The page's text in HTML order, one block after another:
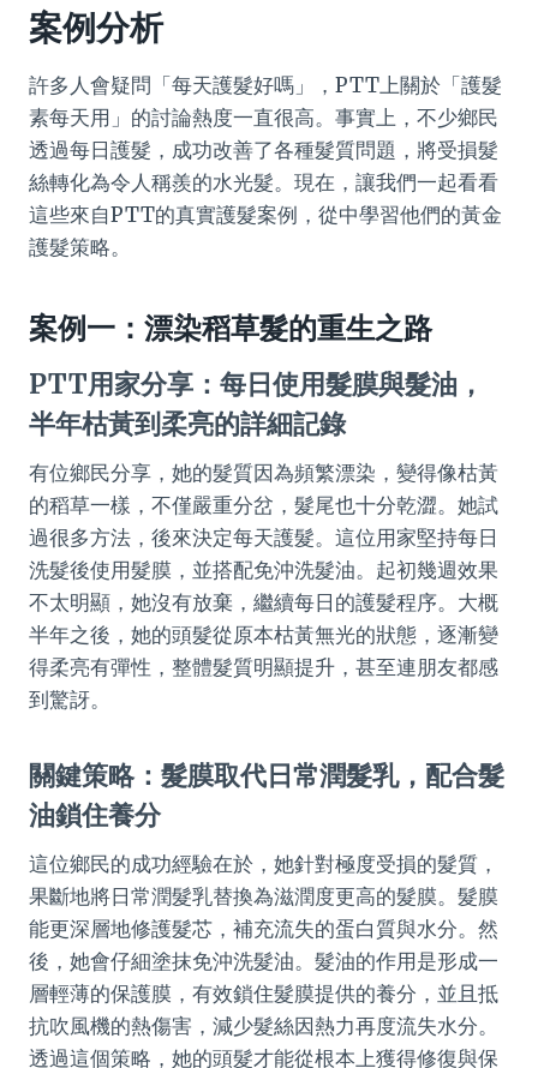
案例分析
許多人會疑問「每天護髮好嗎」，PTT上關於「護髮
素每天用」的討論熱度一直很高。事實上，不少鄉民
透過每日護髮，成功改善了各種髮質問題，將受損髮
絲轉化為令人稱羨的水光髮。現在，讓我們一起看看
這些來自PTT的真實護髮案例，從中學習他們的黃金
護髮策略。
案例一：漂染稻草髮的重生之路
PTT用家分享：每日使用髮膜與髮油，
半年枯黃到柔亮的詳細記錄
有位鄉民分享，她的髮質因為頻繁漂染，變得像枯黃
的稻草一樣，不僅嚴重分岔，髮尾也十分乾澀。她試
過很多方法，後來決定每天護髮。這位用家堅持每日
洗髮後使用髮膜，並搭配免沖洗髮油。起初幾週效果
不太明顯，她沒有放棄，繼續每日的護髮程序。大概
半年之後，她的頭髮從原本枯黃無光的狀態，逐漸變
得柔亮有彈性，整體髮質明顯提升，甚至連朋友都感
到驚訝。
關鍵策略：髮膜取代日常潤髮乳，配合髮
油鎖住養分
這位鄉民的成功經驗在於，她針對極度受損的髮質，
果斷地將日常潤髮乳替換為滋潤度更高的髮膜。髮膜
能更深層地修護髮芯，補充流失的蛋白質與水分。然
後，她會仔細塗抹免沖洗髮油。髮油的作用是形成一
層輕薄的保護膜，有效鎖住髮膜提供的養分，並且抵
抗吹風機的熱傷害，減少髮絲因熱力再度流失水分。
透過這個策略，她的頭髮才能從根本上獲得修復與保